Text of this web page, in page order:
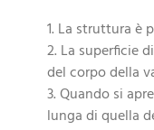
1. La struttura è
2. La superficie
del corpo della
3. Quando si
lunga di quella